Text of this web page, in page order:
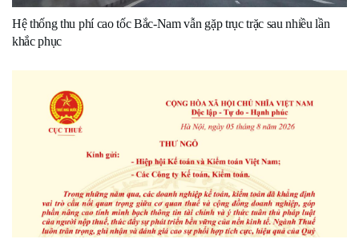
Hệ thống thu phí cao tốc Bắc-Nam vẫn gặp trục trặc sau nhiều lần
khắc phục